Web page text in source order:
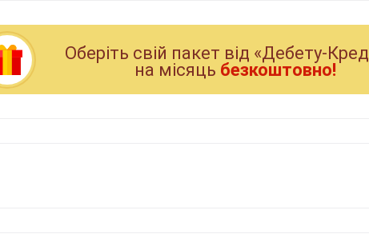
Оберiть свiй пакет вiд «Дебету-
на мiсяць безкоштовно!